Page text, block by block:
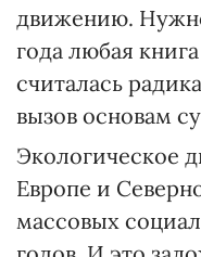
движению.
года любая
считалась
вызов основам
Экологическое
Европе и
массовых